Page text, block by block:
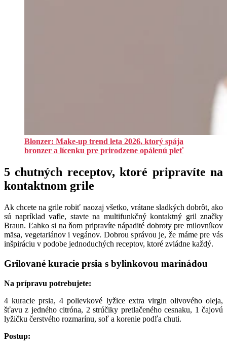
Blonzer: Make-up trend leta 2026, ktorý spája
bronzer a lícenku pre prirodzene opálenú pleť
5 chutných receptov, ktoré pripravíte na
kontaktnom grile
Ak chcete na grile robiť naozaj všetko, vrátane sladkých dobrôt, ako
sú napríklad vafle, stavte na multifunkčný kontaktný gril značky
Braun. Ľahko si na ňom pripravíte nápadité dobroty pre milovníkov
mäsa, vegetariánov i vegánov. Dobrou správou je, že máme pre vás
inšpiráciu v podobe jednoduchých receptov, ktoré zvládne každý.
Grilované kuracie prsia s bylinkovou marinádou
Na prípravu potrebujete:
4 kuracie prsia, 4 polievkové lyžice extra virgin olivového oleja,
šťavu z jedného citróna, 2 strúčiky pretlačeného cesnaku, 1 čajovú
lyžičku čerstvého rozmarínu, soľ a korenie podľa chuti.
Postup: